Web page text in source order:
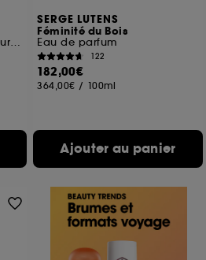
Coffret Eau de parfum pour femme
SERGE LUTENS
Féminité du Bois
Eau de parfum
122
182,00€
364,00€ / 100ml
Ajouter au panier